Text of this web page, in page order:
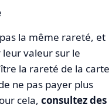
la même rareté, et
valeur sur le
la rareté de la carte
ne pas payer plus
cela, consultez des